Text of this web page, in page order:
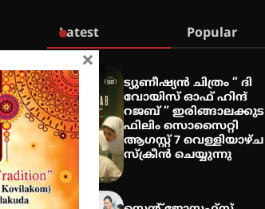
Latest Popular
ട്യുണീഷ്യൻ ചിത്രം ” ദി
വോയിസ് ഓഫ് ഹിന്ദ്
റജബ് ” ഇരിങ്ങാലക്കുട
ഫിലിം സൊസൈറ്റി
ആഗസ്റ്റ് 7 വെള്ളിയാഴ്ച
സ്‌ക്രീൻ ചെയ്യുന്നു
×